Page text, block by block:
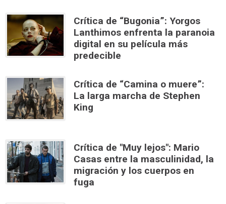
Crítica de “Bugonia”: Yorgos
Lanthimos enfrenta la paranoia
digital en su película más
predecible
Crítica de “Camina o muere”:
La larga marcha de Stephen
King
Crítica de "Muy lejos": Mario
Casas entre la masculinidad, la
migración y los cuerpos en
fuga